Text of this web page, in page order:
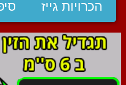
הכרויות גייז